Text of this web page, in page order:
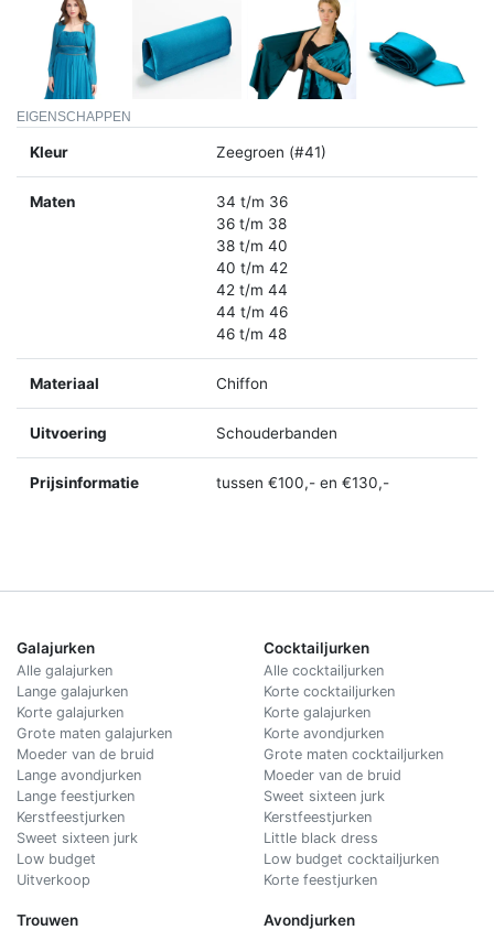
EIGENSCHAPPEN
Kleur Zeegroen (#41)
Maten
34 t/m 36
36 t/m 38
38 t/m 40
40 t/m 42
42 t/m 44
44 t/m 46
46 t/m 48
Materiaal Chiffon
Uitvoering Schouderbanden
Prijsinformatie tussen €100,- en €130,-
Galajurken
Alle galajurken
Lange galajurken
Korte galajurken
Grote maten galajurken
Moeder van de bruid
Lange avondjurken
Lange feestjurken
Kerstfeestjurken
Sweet sixteen jurk
Low budget
Uitverkoop
Trouwen
Cocktailjurken
Alle cocktailjurken
Korte cocktailjurken
Korte galajurken
Korte avondjurken
Grote maten cocktailjurken
Moeder van de bruid
Sweet sixteen jurk
Kerstfeestjurken
Little black dress
Low budget cocktailjurken
Korte feestjurken
Avondjurken